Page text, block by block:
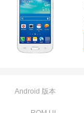
Android 版本